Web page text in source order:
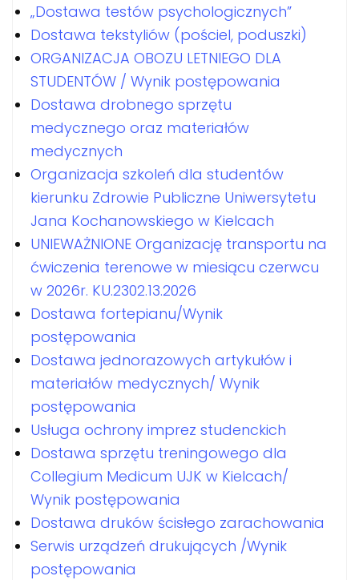
„Dostawa testów psychologicznych”
Dostawa tekstyliów (pościel, poduszki)
ORGANIZACJA OBOZU LETNIEGO DLA
STUDENTÓW / Wynik postępowania
Dostawa drobnego sprzętu
medycznego oraz materiałów
medycznych
Organizacja szkoleń dla studentów
kierunku Zdrowie Publiczne Uniwersytetu
Jana Kochanowskiego w Kielcach
UNIEWAŻNIONE Organizację transportu na
ćwiczenia terenowe w miesiącu czerwcu
w 2026r. KU.2302.13.2026
Dostawa fortepianu/Wynik
postępowania
Dostawa jednorazowych artykułów i
materiałów medycznych/ Wynik
postępowania
Usługa ochrony imprez studenckich
Dostawa sprzętu treningowego dla
Collegium Medicum UJK w Kielcach/
Wynik postępowania
Dostawa druków ścisłego zarachowania
Serwis urządzeń drukujących /Wynik
postępowania